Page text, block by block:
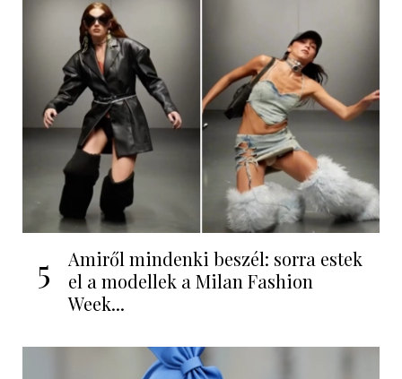
5
Amiről mindenki beszél: sorra estek
el a modellek a Milan Fashion
Week...